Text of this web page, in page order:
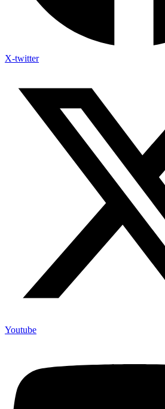
X-twitter
Youtube